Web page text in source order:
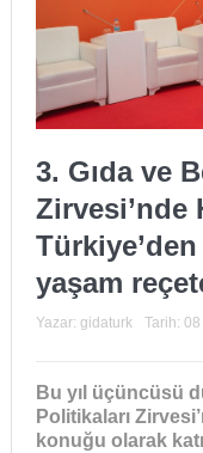
3. Gıda ve
Zirvesi’nde
yaşam
Yazar: gidaturk Tarih: 08
Bu yıl üçüncüsü d
Politikaları
konuğu olarak